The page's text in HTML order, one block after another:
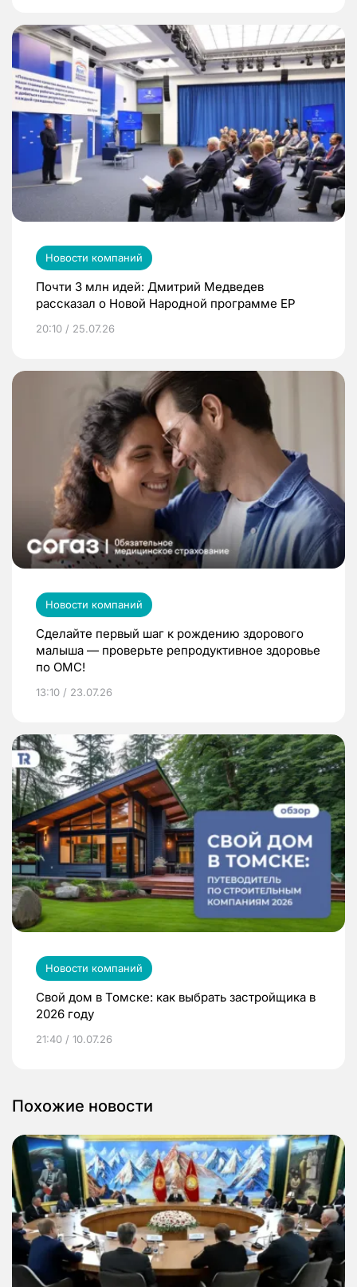
Новости компаний
Почти 3 млн идей: Дмитрий Медведев
рассказал о Новой Народной программе ЕР
20:10 / 25.07.26
Новости компаний
Сделайте первый шаг к рождению здорового
малыша — проверьте репродуктивное здоровье
по ОМС!
13:10 / 23.07.26
Новости компаний
Свой дом в Томске: как выбрать застройщика в
2026 году
21:40 / 10.07.26
Похожие новости